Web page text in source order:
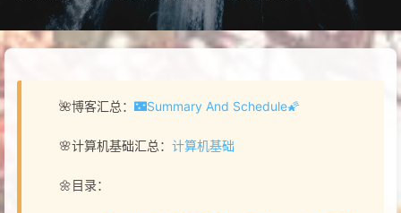
🌺博客汇总： 🌃Summary And Schedule🌠
🌸计算机基础汇总： 计算机基础
🌼目录：